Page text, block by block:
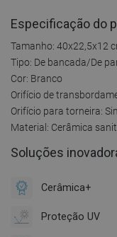
Especificação do
Tamanho: 40x22,5x12
Tipo: De bancada/De
Cor: Branco
Orifício de
Orifício para torneira:
Material: Cerâmica
Soluções
Cerâmica+
Proteção UV